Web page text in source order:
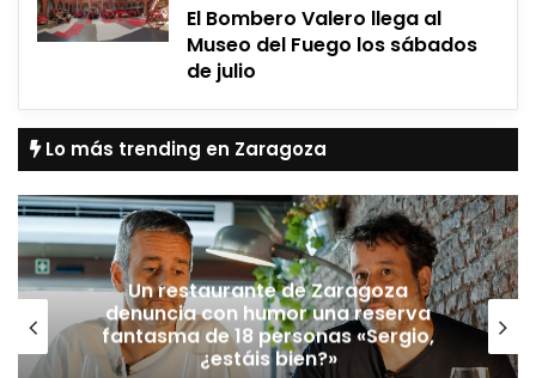
El Bombero Valero llega al
Museo del Fuego los sábados
de julio
Lo más trending en Zaragoza
Un restaurante de Zaragoza
denuncia con humor una reserva
fantasma de 18 personas «Sergio,
¿estáis bien?»